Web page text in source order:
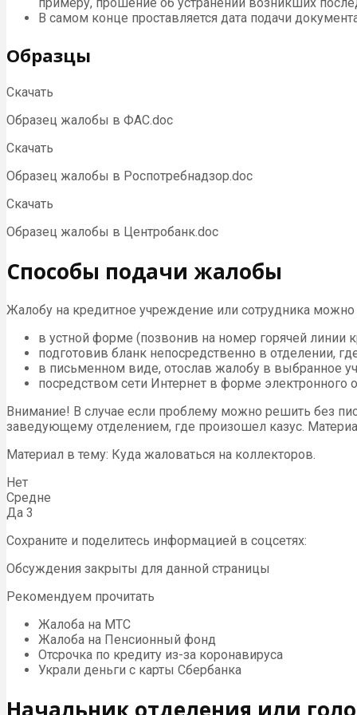
В самом конце проставляется дата подачи
Образцы
Скачать
Образец жалобы в ФАС.doc
Скачать
Образец жалобы в Роспотребнадзор.doc
Скачать
Образец жалобы в Центробанк.doc
Способы подачи жалобы
Жалобу на кредитное учреждение или сотрудника можно
в устной форме (позвонив на номер горячей линии
подготовив бланк непосредственно в отделении,
в письменном виде, отослав жалобу в выбранное
посредством сети Интернет в форме электронного
Внимание! В случае если проблему можно решить без
заведующему отделением, где произошел казус.
Материал в тему: Куда жаловаться на коллекторов.
Нет
Средне
Да 3
Сохраните и поделитесь информацией в соцсетях:
Обсуждения закрыты для данной страницы
Рекомендуем прочитать
Жалоба на МТС
Жалоба на Пенсионный фонд
Отсрочка по кредиту из-за коронавируса
Украли деньги с карты Сбербанка